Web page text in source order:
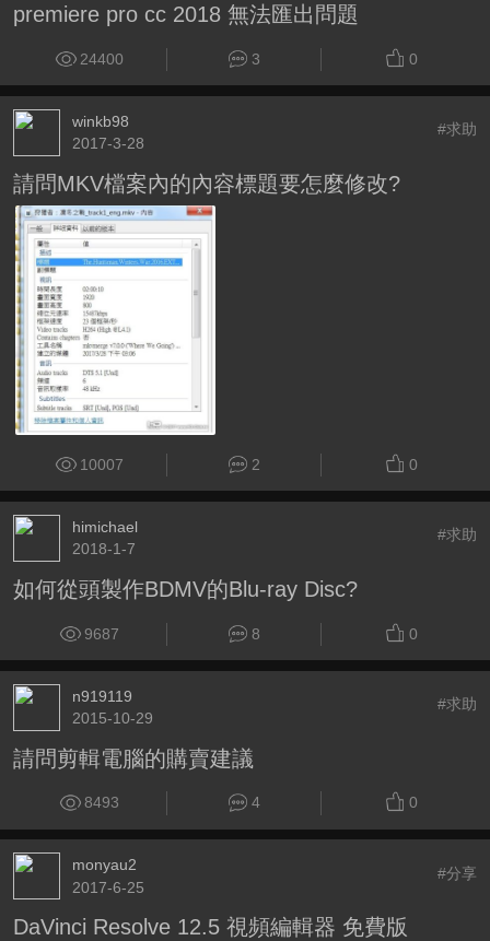
premiere pro cc 2018 無法匯出問題
24400 3 0
winkb98
2017-3-28
#求助
請問MKV檔案內的內容標題要怎麼修改?
10007 2 0
himichael
2018-1-7
#求助
如何從頭製作BDMV的Blu-ray Disc?
9687 8 0
n919119
2015-10-29
#求助
請問剪輯電腦的購賣建議
8493 4 0
monyau2
2017-6-25
#分享
DaVinci Resolve 12.5 視頻編輯器 免費版